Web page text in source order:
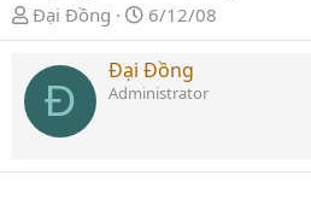
N
g
ư
h
Đại Đồng
N
g
à
y
i
6/12/08
Đ
Đại Đồng
Administrator